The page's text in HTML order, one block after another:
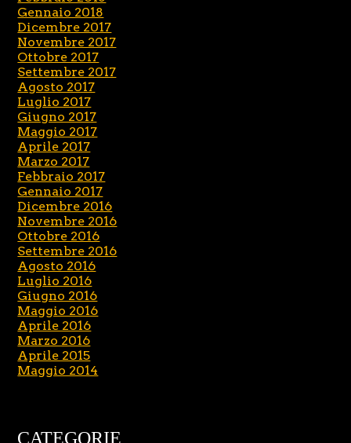
Gennaio 2018
Dicembre 2017
Novembre 2017
Ottobre 2017
Settembre 2017
Agosto 2017
Luglio 2017
Giugno 2017
Maggio 2017
Aprile 2017
Marzo 2017
Febbraio 2017
Gennaio 2017
Dicembre 2016
Novembre 2016
Ottobre 2016
Settembre 2016
Agosto 2016
Luglio 2016
Giugno 2016
Maggio 2016
Aprile 2016
Marzo 2016
Aprile 2015
Maggio 2014
CATEGORIE